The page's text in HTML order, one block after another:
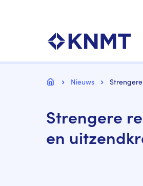
Kruimelpad
HomeNieuws
Strengere
en